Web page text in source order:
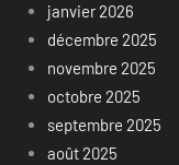
janvier 2026
décembre 2025
novembre 2025
octobre 2025
septembre 2025
août 2025